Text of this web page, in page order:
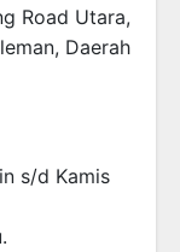
Road Utara,
Daerah
s/d Kamis